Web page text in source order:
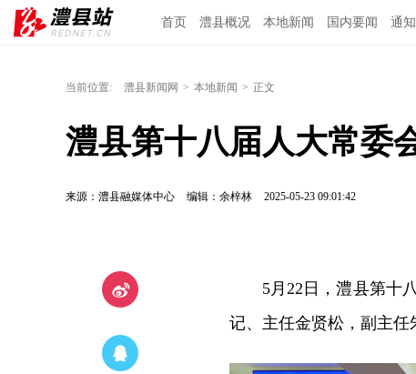
首页 澧县概况 本地新闻 国内要闻 通
当前位置: 澧县新闻网 > 本地新闻 > 正文
澧县第十八届人大常委
来源：澧县融媒体中心 编辑：余梓林 2025-05-23 09:01:42
5月22日，澧县第十
记、主任金贤松，副主任